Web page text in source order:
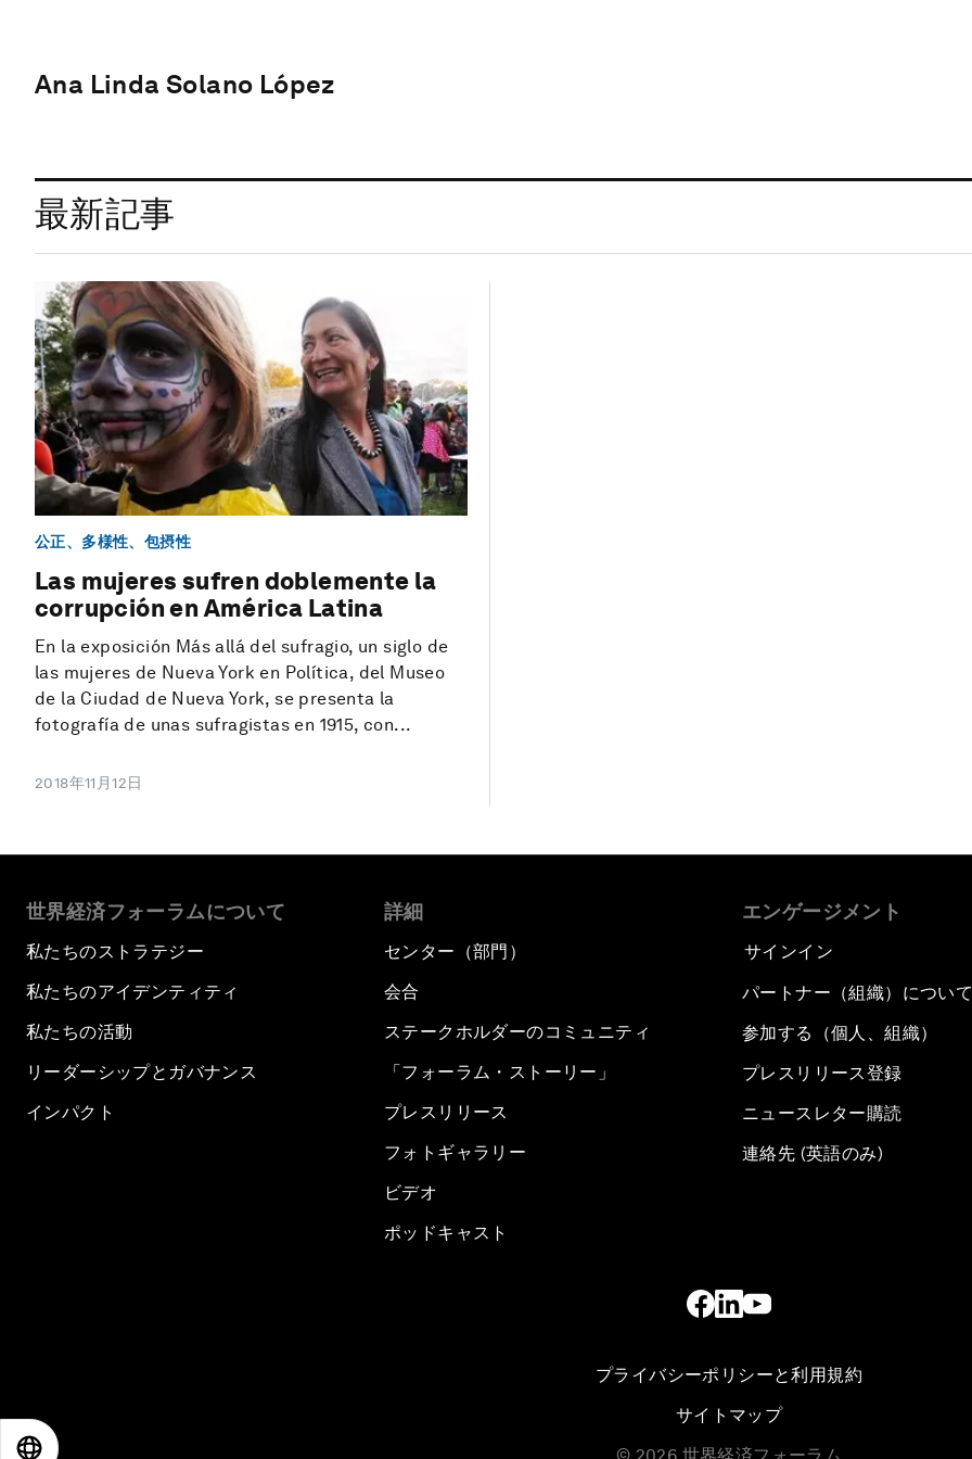
Ana Linda Solano López
最新記事
公正、多様性、包摂性
Las mujeres sufren doblemente la
corrupción en América Latina
En la exposición Más allá del sufragio, un siglo de
las mujeres de Nueva York en Política, del Museo
de la Ciudad de Nueva York, se presenta la
fotografía de unas sufragistas en 1915, con...
2018年11月12日
世界経済フォーラムについて
私たちのストラテジー
私たちのアイデンティティ
私たちの活動
リーダーシップとガバナンス
インパクト
詳細
センター（部門）
会合
ステークホルダーのコミュニティ
「フォーラム・ストーリー」
プレスリリース
フォトギャラリー
ビデオ
ポッドキャスト
エンゲージメント
サインイン
パートナー（組織）について
参加する（個人、組織）
プレスリリース登録
ニュースレター購読
連絡先 (英語のみ)
プライバシーポリシーと利用規約
サイトマップ